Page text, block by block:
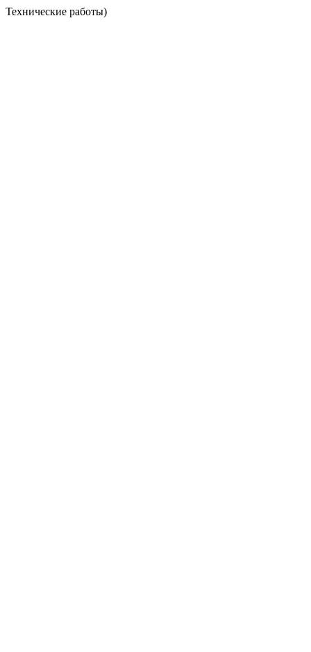
Технические работы)